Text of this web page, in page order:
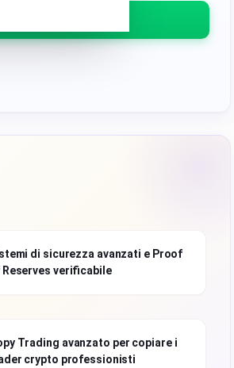
di sicurezza avanzati e Proof
verificabile
Trading avanzato per copiare i
crypto professionisti